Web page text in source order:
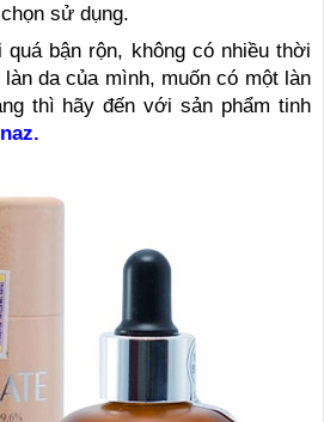
sử dụng.
bận rộn, không có nhiều thời
da của mình, muốn có một làn
thì hãy đến với sản phẩm tinh